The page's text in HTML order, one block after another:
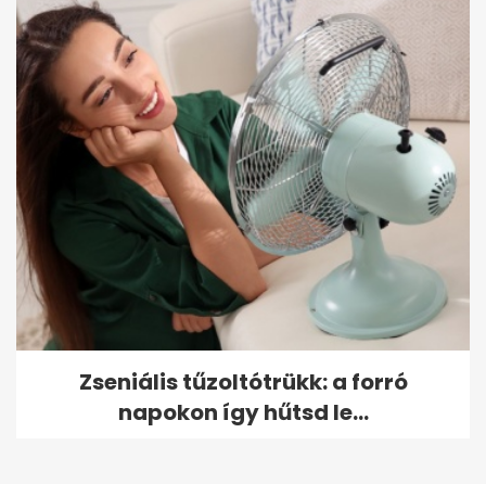
Zseniális tűzoltótrükk: a forró
napokon így hűtsd le...